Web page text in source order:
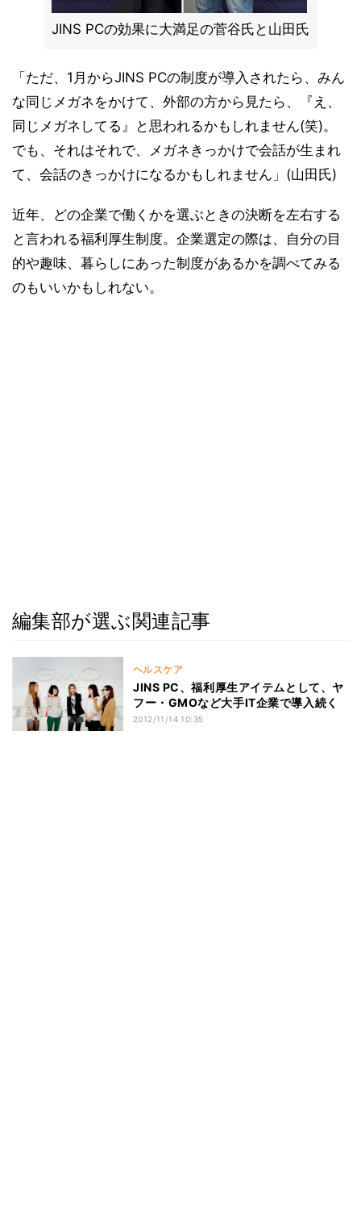
JINS PCの効果に大満足の菅谷氏と山田氏
「ただ、1月からJINS PCの制度が導入されたら、みん
な同じメガネをかけて、外部の方から見たら、『え、
同じメガネしてる』と思われるかもしれません(笑)。
でも、それはそれで、メガネきっかけで会話が生まれ
て、会話のきっかけになるかもしれません」(山田氏)
近年、どの企業で働くかを選ぶときの決断を左右する
と言われる福利厚生制度。企業選定の際は、自分の目
的や趣味、暮らしにあった制度があるかを調べてみる
のもいいかもしれない。
編集部が選ぶ関連記事
ヘルスケア
JINS PC、福利厚生アイテムとして、ヤ
フー・GMOなど大手IT企業で導入続く
2012/11/14 10:35